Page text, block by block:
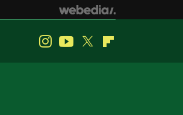
InstagramYoutube
Twitter